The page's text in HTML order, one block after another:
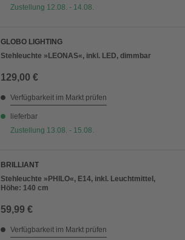
Zustellung 12.08. - 14.08.
GLOBO LIGHTING
Stehleuchte »LEONAS«, inkl. LED, dimmbar
129,00 €
Verfügbarkeit im Markt prüfen
lieferbar
Zustellung 13.08. - 15.08.
BRILLIANT
Stehleuchte »PHILO«, E14, inkl. Leuchtmittel,
Höhe: 140 cm
59,99 €
Verfügbarkeit im Markt prüfen